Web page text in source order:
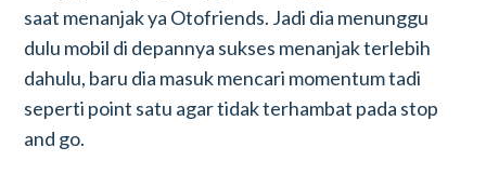
saat menanjak ya Otofriends. Jadi dia menunggu
dulu mobil di depannya sukses menanjak terlebih
dahulu, baru dia masuk mencari momentum tadi
seperti point satu agar tidak terhambat pada stop
and go.